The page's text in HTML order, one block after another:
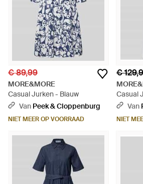
€ 89,99
MORE&MORE
Casual Jurken - Blauw
Van Peek & Cloppenburg
NIET MEER OP VOORRAAD
€
Casual
Van
NIET